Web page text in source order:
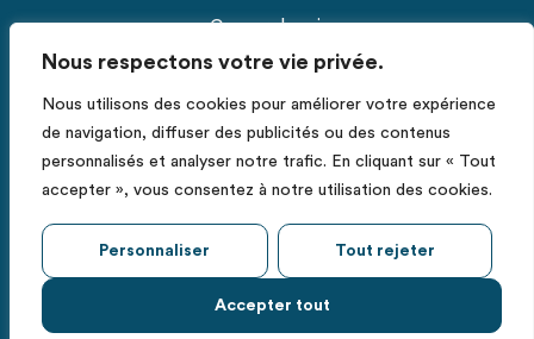
Nous respectons votre vie privée.
Nous utilisons des cookies pour améliorer votre expérience
de navigation, diffuser des publicités ou des contenus
personnalisés et analyser notre trafic. En cliquant sur « Tout
accepter », vous consentez à notre utilisation des cookies.
Personnaliser Tout rejeter
Accepter tout
Cancer du sein
Cancer du col de l'utérus
Cancer de la prostate
Espace Pro
Déclarer un cas de cancer